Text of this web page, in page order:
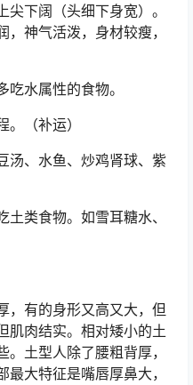
下阔（头细下身宽）。
神气活泼，身材较瘦，
水属性的食物。
（补运）
汤、水鱼、炒鸡肾球、紫
类食物。如雪耳糖水、
，有的身形又高又大，但
肌肉结实。相对矮小的土
土型人除了腰粗背厚，
大特征是嘴唇厚鼻大，